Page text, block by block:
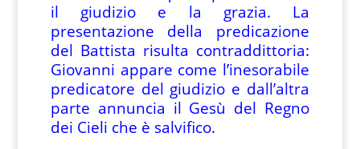
il giudizio e la grazia. La
presentazione della predicazione
del Battista risulta contraddittoria:
Giovanni appare come l’inesorabile
predicatore del giudizio e dall’altra
parte annuncia il Gesù del Regno
dei Cieli che è salvifico.